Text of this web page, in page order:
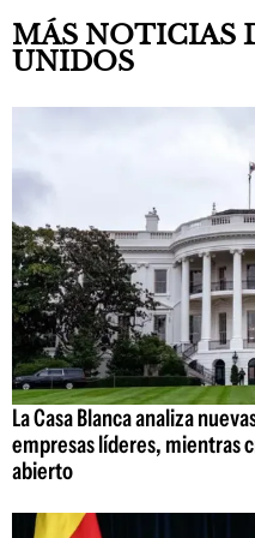
MÁS NOTICIAS
UNIDOS
La Casa Blanca analiza
empresas líderes, mientras
abierto